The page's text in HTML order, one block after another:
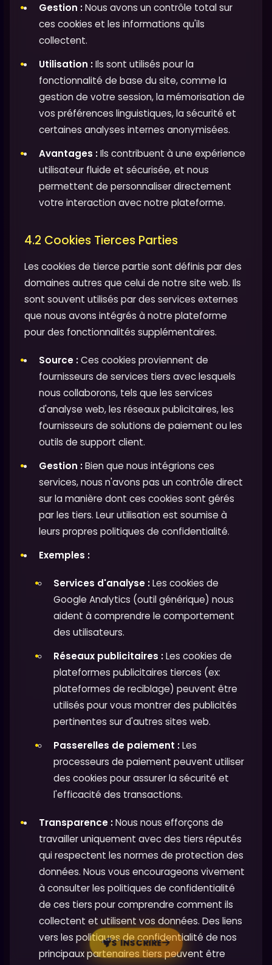
Gestion :Nous avons un contrôle total sur
ces cookies et les informations qu'ils
collectent.
Utilisation :Ils sont utilisés pour la
fonctionnalité de base du site, comme la
gestion de votre session, la mémorisation de
vos préférences linguistiques, la sécurité et
certaines analyses internes anonymisées.
Avantages :Ils contribuent à une expérience
utilisateur fluide et sécurisée, et nous
permettent de personnaliser directement
votre interaction avec notre plateforme.
4.2 Cookies Tierces Parties
Les cookies de tierce partie sont définis par des
domaines autres que celui de notre site web. Ils
sont souvent utilisés par des services externes
que nous avons intégrés à notre plateforme
pour des fonctionnalités supplémentaires.
Source :Ces cookies proviennent de
fournisseurs de services tiers avec lesquels
nous collaborons, tels que les services
d'analyse web, les réseaux publicitaires, les
fournisseurs de solutions de paiement ou les
outils de support client.
Gestion :Bien que nous intégrions ces
services, nous n'avons pas un contrôle direct
sur la manière dont ces cookies sont gérés
par les tiers. Leur utilisation est soumise à
leurs propres politiques de confidentialité.
Exemples :
Services d'analyse :Les cookies de
Google Analytics (outil générique) nous
aident à comprendre le comportement
des utilisateurs.
Réseaux publicitaires :Les cookies de
plateformes publicitaires tierces (ex:
plateformes de reciblage) peuvent être
utilisés pour vous montrer des publicités
pertinentes sur d'autres sites web.
Passerelles de paiement :Les
processeurs de paiement peuvent utiliser
des cookies pour assurer la sécurité et
l'efficacité des transactions.
Transparence :Nous nous efforçons de
travailler uniquement avec des tiers réputés
qui respectent les normes de protection des
données. Nous vous encourageons vivement
à consulter les politiques de confidentialité
de ces tiers pour comprendre comment ils
collectent et utilisent vos données. Des liens
vers les politiques de confidentialité de nos
principaux partenaires tiers peuvent être
S'INSCRIRE